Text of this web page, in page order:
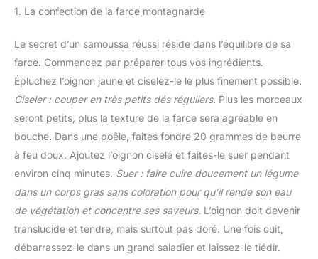
1. La confection de la farce montagnarde
Le secret d’un samoussa réussi réside dans l’équilibre de sa
farce. Commencez par préparer tous vos ingrédients.
Épluchez l’oignon jaune et ciselez-le le plus finement possible.
Ciseler : couper en très petits dés réguliers. Plus les morceaux
seront petits, plus la texture de la farce sera agréable en
bouche. Dans une poêle, faites fondre 20 grammes de beurre
à feu doux. Ajoutez l’oignon ciselé et faites-le suer pendant
environ cinq minutes. Suer : faire cuire doucement un légume
dans un corps gras sans coloration pour qu’il rende son eau
de végétation et concentre ses saveurs. L’oignon doit devenir
translucide et tendre, mais surtout pas doré. Une fois cuit,
débarrassez-le dans un grand saladier et laissez-le tiédir.